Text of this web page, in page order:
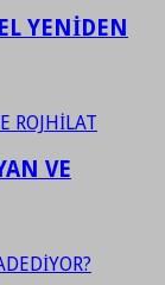
YENİDEN
VE